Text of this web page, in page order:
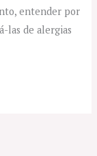
entender por
las de alergias